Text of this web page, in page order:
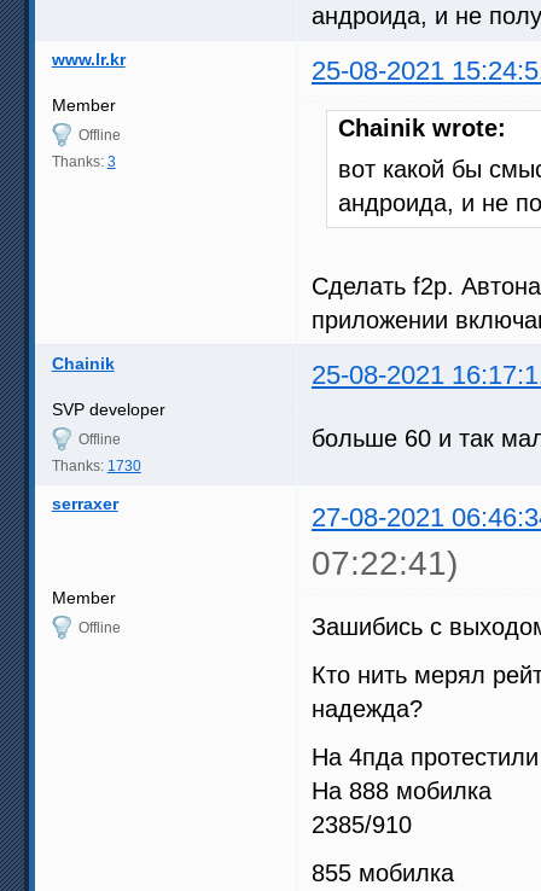
андроида, и не
www.lr.kr 25-08-2021
Member
Offline
Thanks: 3
Chainik wrote:
вот какой бы
андроида, и не
Сделать f2p.
приложении
Chainik 25-08-2021
SVP developer
Offline
Thanks: 1730
больше 60 и так
serraxer 27-08-2021
07:22:41)
Member
Offline
Зашибись с
Кто нить мерял
надежда?
На 4пда протестили
На 888 мобилка
2385/910
855 мобилка